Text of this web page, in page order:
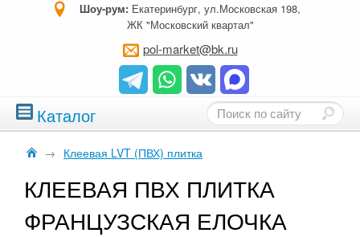
Шоу-рум: Екатеринбург, ул.Московская 198,
ЖК "Московский квартал"
pol-market@bk.ru
Каталог
→ Клеевая LVT (ПВХ) плитка
КЛЕЕВАЯ ПВХ ПЛИТКА
ФРАНЦУЗСКАЯ ЕЛОЧКА